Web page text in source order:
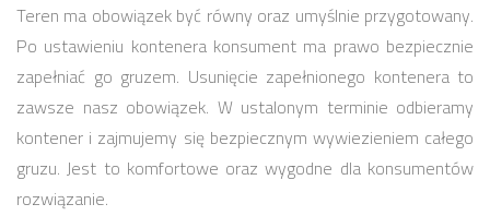
Teren ma obowiązek być równy oraz umyślnie przygotowany.
Po ustawieniu kontenera konsument ma prawo bezpiecznie
zapełniać go gruzem. Usunięcie zapełnionego kontenera to
zawsze nasz obowiązek. W ustalonym terminie odbieramy
kontener i zajmujemy się bezpiecznym wywiezieniem całego
gruzu. Jest to komfortowe oraz wygodne dla konsumentów
rozwiązanie.